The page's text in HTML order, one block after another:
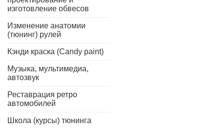
изготовление обвесов
Изменение анатомии
(тюнинг) рулей
Кэнди краска (Candy paint)
Музыка, мультимедиа,
автозвук
Реставрация ретро
автомобилей
Школа (курсы) тюнинга